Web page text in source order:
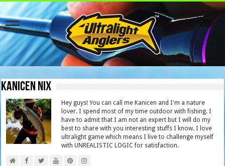
Kanicen Nix
Hey guys! You can call me Kanicen and I'm a nature
lover. I spend most of my time outdoor with fishing. I
have to admit that I am not an expert but I will do my
best to share with you interesting stuffs I know. I love
ultralight game which means I live to challenge myself
with UNREALISTIC LOGIC for satisfaction.